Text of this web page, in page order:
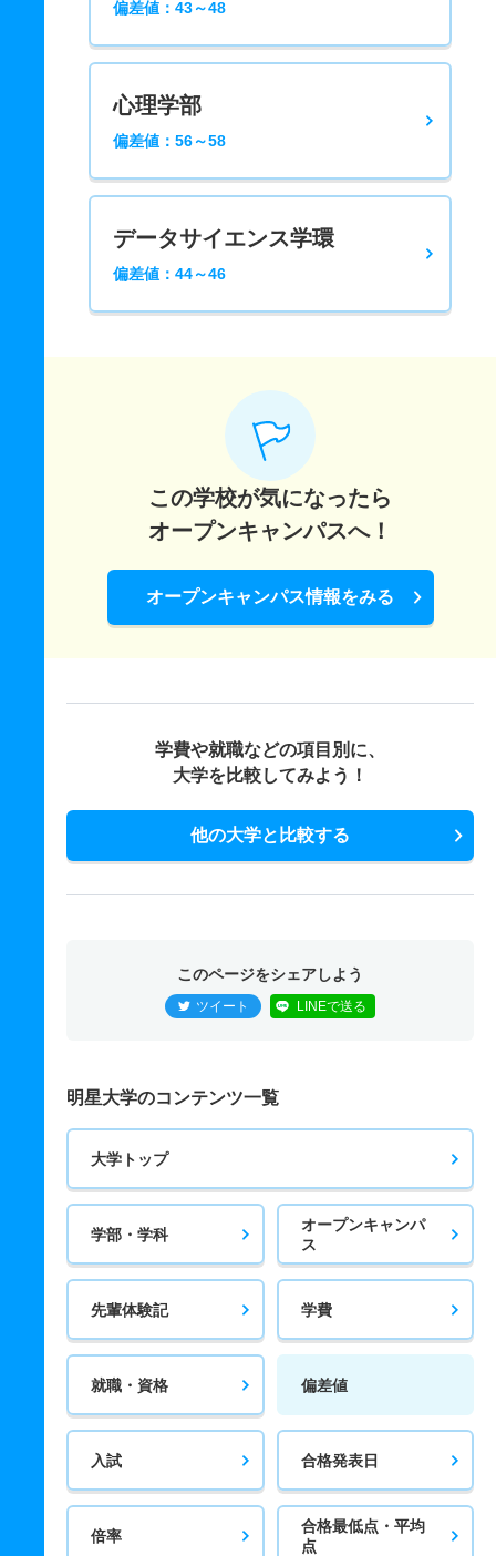
偏差値：43～48
心理学部
偏差値：56～58
データサイエンス学環
偏差値：44～46
この学校が気になったら
オープンキャンパスへ！
オープンキャンパス情報をみる
学費や就職などの項目別に、
大学を比較してみよう！
他の大学と比較する
このページをシェアしよう
ツイート LINEで送る
明星大学のコンテンツ一覧
大学トップ
学部・学科
オープンキャンパ
ス
先輩体験記 学費
就職・資格 偏差値
入試 合格発表日
倍率
合格最低点・平均
点